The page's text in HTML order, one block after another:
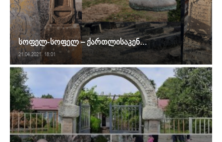
სოფელ-სოფელ – ქართლისაკენ…
21.04.2021. 18:01